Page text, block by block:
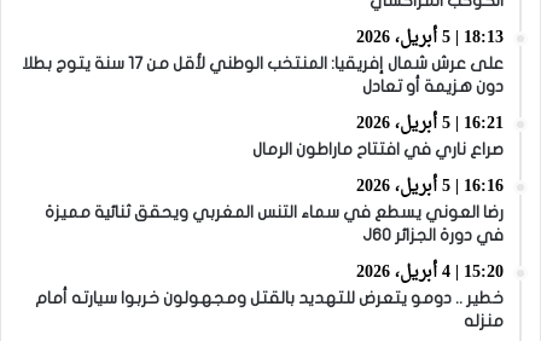
18:13 | 5 أبريل، 2026
على عرش شمال إفريقيا: المنتخب الوطني لأقل من 17 سنة يتوج بطلا
دون هزيمة أو تعادل
16:21 | 5 أبريل، 2026
صراع ناري في افتتاح ماراطون الرمال
16:16 | 5 أبريل، 2026
رضا العوني يسطع في سماء التنس المغربي ويحقق ثنائية مميزة
في دورة الجزائر J60
15:20 | 4 أبريل، 2026
خطير .. دومو يتعرض للتهديد بالقتل ومجهولون خربوا سيارته أمام
منزله